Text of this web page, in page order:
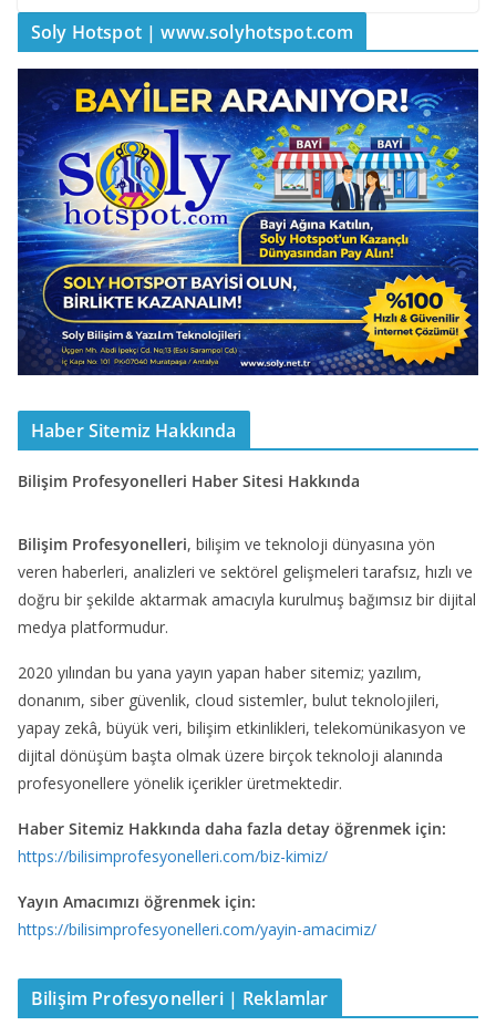
Soly Hotspot | www.solyhotspot.com
Haber Sitemiz Hakkında
Bilişim Profesyonelleri Haber Sitesi Hakkında
Bilişim Profesyonelleri, bilişim ve teknoloji dünyasına yön
veren haberleri, analizleri ve sektörel gelişmeleri tarafsız, hızlı ve
doğru bir şekilde aktarmak amacıyla kurulmuş bağımsız bir dijital
medya platformudur.
2020 yılından bu yana yayın yapan haber sitemiz; yazılım,
donanım, siber güvenlik, cloud sistemler, bulut teknolojileri,
yapay zekâ, büyük veri, bilişim etkinlikleri, telekomünikasyon ve
dijital dönüşüm başta olmak üzere birçok teknoloji alanında
profesyonellere yönelik içerikler üretmektedir.
Haber Sitemiz Hakkında daha fazla detay öğrenmek için:
https://bilisimprofesyonelleri.com/biz-kimiz/
Yayın Amacımızı öğrenmek için:
https://bilisimprofesyonelleri.com/yayin-amacimiz/
Bilişim Profesyonelleri | Reklamlar